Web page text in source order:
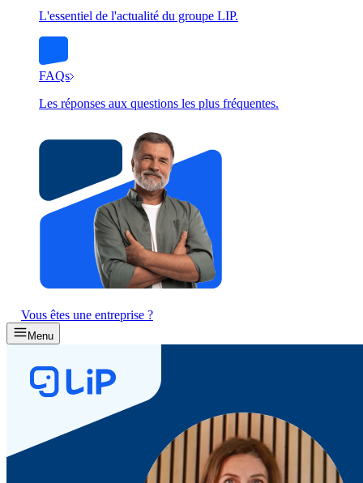
L'essentiel de l'actualité du groupe LIP.
FAQs
Les réponses aux questions les plus fréquentes.
Vous êtes une entreprise ?
Menu